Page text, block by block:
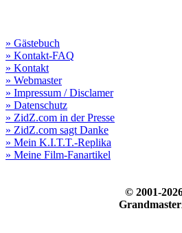
» Gästebuch
» Kontakt-FAQ
» Kontakt
» Webmaster
» Impressum / Disclamer
» Datenschutz
» ZidZ.com in der Presse
» ZidZ.com sagt Danke
» Mein K.I.T.T.-Replika
» Meine Film-Fanartikel
© 2001-